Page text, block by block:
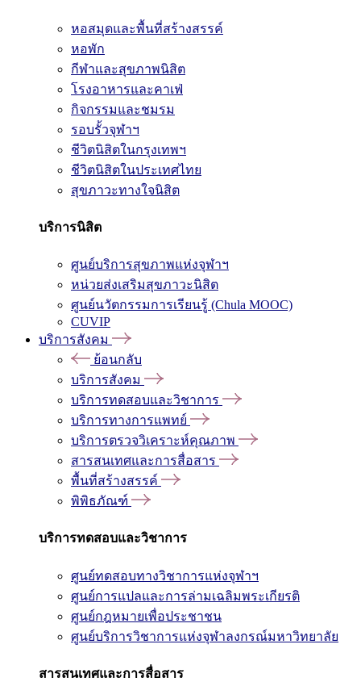
หอสมุดและพื้นที่สร้างสรรค์
หอพัก
กีฬาและสุขภาพนิสิต
โรงอาหารและคาเฟ่
กิจกรรมและชมรม
รอบรั้วจุฬาฯ
ชีวิตนิสิตในกรุงเทพฯ
ชีวิตนิสิตในประเทศไทย
สุขภาวะทางใจนิสิต
บริการนิสิต
ศูนย์บริการสุขภาพแห่งจุฬาฯ
หน่วยส่งเสริมสุขภาวะนิสิต
ศูนย์นวัตกรรมการเรียนรู้ (Chula MOOC)
CUVIP
บริการสังคม
ย้อนกลับ
บริการสังคม
บริการทดสอบและวิชาการ
บริการทางการแพทย์
บริการตรวจวิเคราะห์คุณภาพ
สารสนเทศและการสื่อสาร
พื้นที่สร้างสรรค์
พิพิธภัณฑ์
บริการทดสอบและวิชาการ
ศูนย์ทดสอบทางวิชาการแห่งจุฬาฯ
ศูนย์การแปลและการล่ามเฉลิมพระเกียรติ
ศูนย์กฎหมายเพื่อประชาชน
ศูนย์บริการวิชาการแห่งจุฬาลงกรณ์มหาวิทยาลัย
สารสนเทศและการสื่อสาร